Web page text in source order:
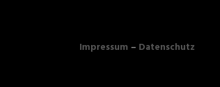
Impressum – Datenschutz